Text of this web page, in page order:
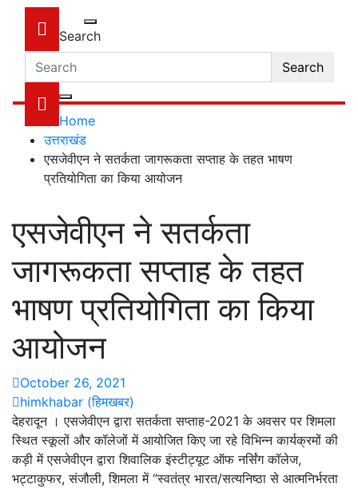
Search
Search
Home
उत्तराखंड
एसजेवीएन ने सतर्कता जागरूकता सप्ताह के तहत भाषण
प्रतियोगिता का किया आयोजन
एसजेवीएन ने सतर्कता
जागरूकता सप्ताह के तहत
भाषण प्रतियोगिता का किया
आयोजन
October 26, 2021
himkhabar (हिमखबर)
देहरादून । एसजेवीएन द्वारा सतर्कता सप्‍ताह-2021 के अवसर पर शिमला
स्थित स्‍कूलों और कॉलेजों में आयोजित किए जा रहे विभिन्‍न कार्यक्रमों की
कड़ी में एसजेवीएन द्वारा शिवालिक इंस्‍टीट्यूट ऑफ नर्सिंग कॉलेज,
भट्टाकुफर, संजौली, शिमला में ‘’स्‍वतंत्र भारत/सत्‍यनिष्‍ठा से आत्‍मनिर्भरता